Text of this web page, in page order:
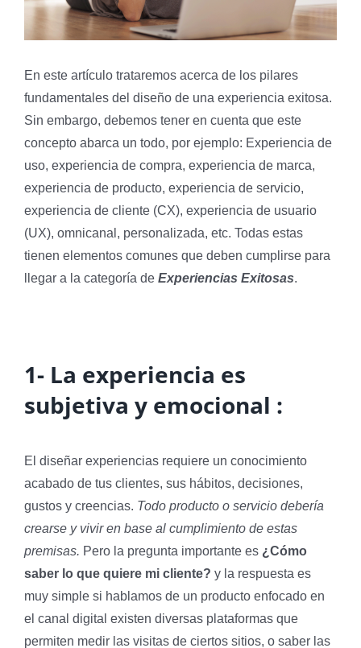
En este artículo trataremos acerca de los pilares
fundamentales del diseño de una experiencia exitosa.
Sin embargo, debemos tener en cuenta que este
concepto abarca un todo, por ejemplo: Experiencia de
uso, experiencia de compra, experiencia de marca,
experiencia de producto, experiencia de servicio,
experiencia de cliente (CX), experiencia de usuario
(UX), omnicanal, personalizada, etc. Todas estas
tienen elementos comunes que deben cumplirse para
llegar a la categoría de Experiencias Exitosas.
1- La experiencia es
subjetiva y emocional :
El diseñar experiencias requiere un conocimiento
acabado de tus clientes, sus hábitos, decisiones,
gustos y creencias. Todo producto o servicio debería
crearse y vivir en base al cumplimiento de estas
premisas. Pero la pregunta importante es ¿Cómo
saber lo que quiere mi cliente? y la respuesta es
muy simple si hablamos de un producto enfocado en
el canal digital existen diversas plataformas que
permiten medir las visitas de ciertos sitios, o saber las